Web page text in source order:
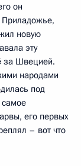
он
Приладожье,
новую
эту
за Швецией.
народами
под
самое
его первых
– вот что